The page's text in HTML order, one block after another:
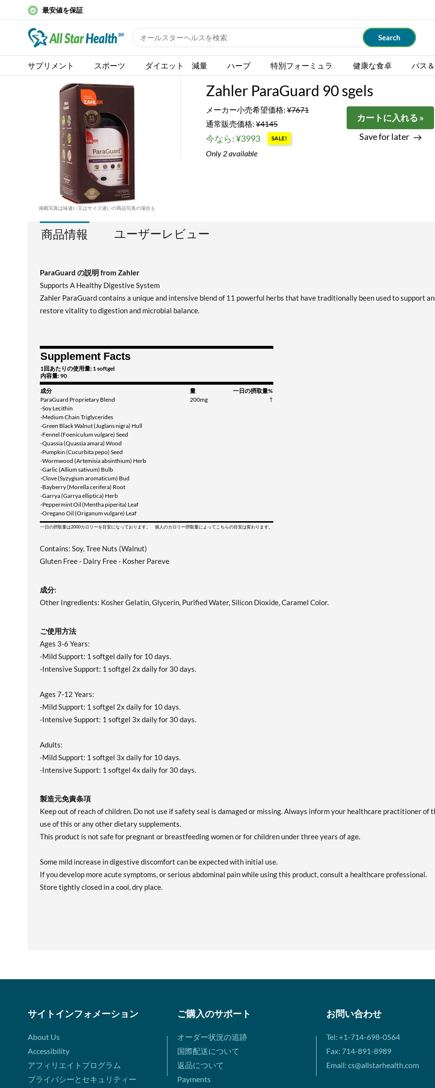
最安値を保証
サプリメント スポーツ ダイエット 減量 ハーブ 特別フォーミュラ 健康な食卓 バス
掲載写真は味違い又はサイズ違いの商品写真の場合も
Zahler ParaGuard 90 sgels
メーカー小売希望価格: ¥7671
通常販売価格: ¥4145
今なら: ¥3993 SALE!
Only 2 available
カートに入れる »
Save for later
商品情報 ユーザーレビュー
ParaGuard の説明 from Zahler
Supports A Healthy Digestive System
Zahler ParaGuard contains a unique and intensive blend of 11 powerful herbs that have traditionally been used to support
restore vitality to digestion and microbial balance.
Supplement Facts
1回あたりの使用量: 1 softgel
内容量: 90
成分 量
一日の摂取量%
ParaGuard Proprietary Blend
200mg
†
-Soy Lecithin
-Medium Chain Triglycerides
-Green Black Walnut (Juglans nigra) Hull
-Fennel (Foeniculum vulgare) Seed
-Quassia (Quassia amara) Wood
-Pumpkin (Cucurbita pepo) Seed
-Wormwood (Artemisia absinthium) Herb
-Garlic (Allium sativum) Bulb
-Clove (Syzygium aromaticum) Bud
-Bayberry (Morella cerifera) Root
-Garrya (Garrya elliptica) Herb
-Peppermint Oil (Mentha piperita) Leaf
-Oregano Oil (Origanum vulgare) Leaf
一日の摂取量は2000カロリーを目安になっております。 個人のカロリー摂取量によってこちらの目安は変わります。
Contains: Soy, Tree Nuts (Walnut)
Gluten Free - Dairy Free - Kosher Pareve
成分:
Other Ingredients: Kosher Gelatin, Glycerin, Purified Water, Silicon Dioxide, Caramel Color.
ご使用方法
Ages 3-6 Years:
-Mild Support: 1 softgel daily for 10 days.
-Intensive Support: 1 softgel 2x daily for 30 days.
Ages 7-12 Years:
-Mild Support: 1 softgel 2x daily for 10 days.
-Intensive Support: 1 softgel 3x daily for 30 days.
Adults:
-Mild Support: 1 softgel 3x daily for 10 days.
-Intensive Support: 1 softgel 4x daily for 30 days.
製造元免責条項
Keep out of reach of children. Do not use if safety seal is damaged or missing. Always inform your healthcare practitioner of
use of this or any other dietary supplements.
This product is not safe for pregnant or breastfeeding women or for children under three years of age.
Some mild increase in digestive discomfort can be expected with initial use.
If you develop more acute symptoms, or serious abdominal pain while using this product, consult a healthcare professional.
Store tightly closed in a cool, dry place.
サイトインフォメーション
About Us
Accessibility
アフィリエイトプログラム
プライバシーとセキュリティー
ご購入のサポート
オーダー状況の追跡
国際配送について
返品について
Payments
お問い合わせ
Tel: +1-714-698-0564
Fax: 714-891-8989
Email: cs@allstarhealth.com